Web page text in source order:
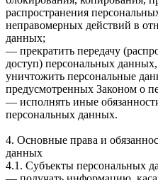
распространения
неправомерных действий в
данных;
— прекратить передачу
доступ) персональных
уничтожить персональные
предусмотренных Законом о
— исполнять иные
персональных данных.
4. Основные права и
данных
4.1. Субъекты персональных